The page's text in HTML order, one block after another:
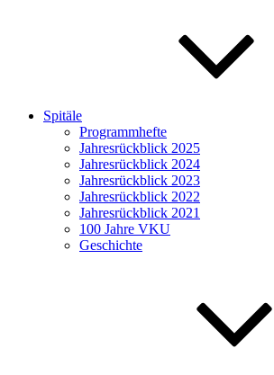
Spitäle
Programmhefte
Jahresrückblick 2025
Jahresrückblick 2024
Jahresrückblick 2023
Jahresrückblick 2022
Jahresrückblick 2021
100 Jahre VKU
Geschichte